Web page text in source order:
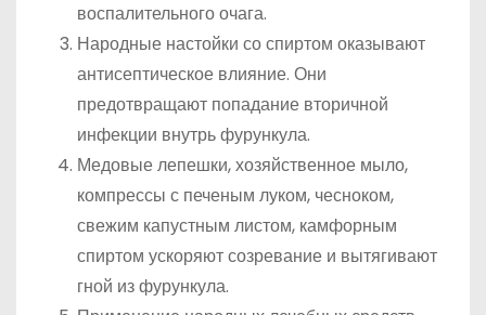
воспалительного очага.
Народные настойки со спиртом оказывают
антисептическое влияние. Они
предотвращают попадание вторичной
инфекции внутрь фурункула.
Медовые лепешки, хозяйственное мыло,
компрессы с печеным луком, чесноком,
свежим капустным листом, камфорным
спиртом ускоряют созревание и вытягивают
гной из фурункула.